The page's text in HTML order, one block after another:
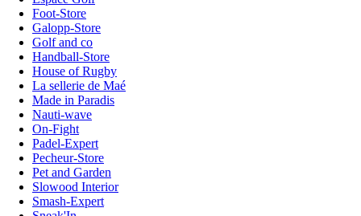
Foot-Store
Galopp-Store
Golf and co
Handball-Store
House of Rugby
La sellerie de Maé
Made in Paradis
Nauti-wave
On-Fight
Padel-Expert
Pecheur-Store
Pet and Garden
Slowood Interior
Smash-Expert